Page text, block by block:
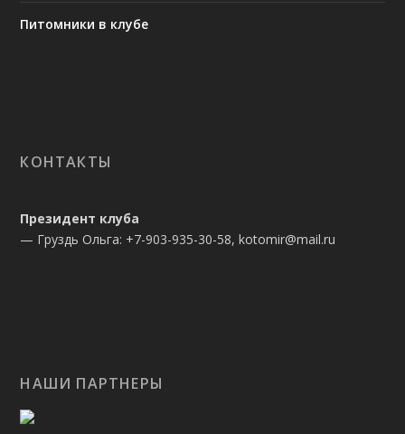
Питомники в клубе
КОНТАКТЫ
Президент клуба
— Груздь Ольга: +7-903-935-30-58, kotomir@mail.ru
НАШИ ПАРТНЕРЫ